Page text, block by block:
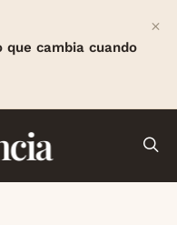
que cambia cuando
×